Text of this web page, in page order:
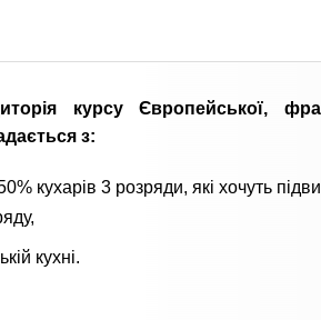
курсу Європейської,
з:
кухарів 3 розряди, які хочуть
кухні.